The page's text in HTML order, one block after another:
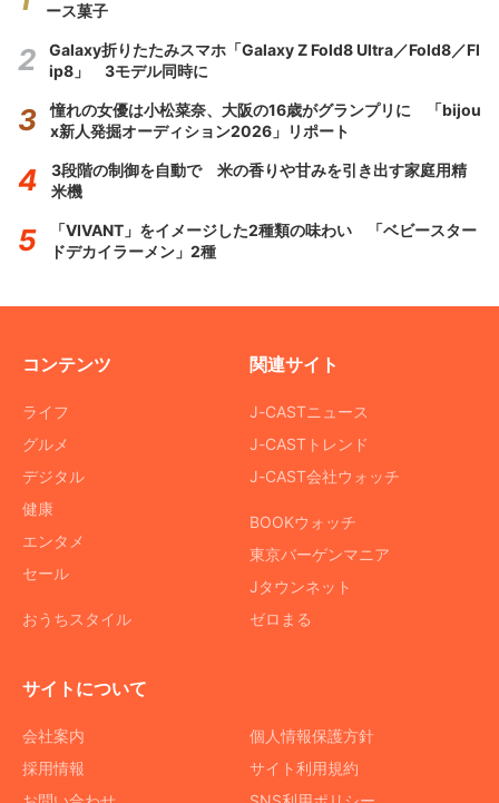
ース菓子
Galaxy折りたたみスマホ「Galaxy Z Fold8 Ultra／Fold8／Fl
ip8」 3モデル同時に
憧れの女優は小松菜奈、大阪の16歳がグランプリに 「bijou
x新人発掘オーディション2026」リポート
3段階の制御を自動で 米の香りや甘みを引き出す家庭用精
米機
「VIVANT」をイメージした2種類の味わい 「ベビースター
ドデカイラーメン」2種
コンテンツ
ライフ
グルメ
デジタル
健康
エンタメ
セール
おうちスタイル
関連サイト
J-CASTニュース
J-CASTトレンド
J-CAST会社ウォッチ
BOOKウォッチ
東京バーゲンマニア
Jタウンネット
ゼロまる
サイトについて
会社案内
採用情報
個人情報保護方針
サイト利用規約